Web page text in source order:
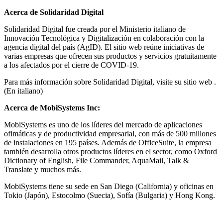
Acerca de Solidaridad Digital
Solidaridad Digital fue creada por el Ministerio italiano de
Innovación Tecnológica y Digitalización en colaboración con la
agencia digital del país (AgID). El sitio web reúne iniciativas de
varias empresas que ofrecen sus productos y servicios gratuitamente
a los afectados por el cierre de COVID-19.
Para más información sobre Solidaridad Digital, visite su sitio web .
(En italiano)
Acerca de MobiSystems Inc:
MobiSystems es uno de los líderes del mercado de aplicaciones
ofimáticas y de productividad empresarial, con más de 500 millones
de instalaciones en 195 países. Además de OfficeSuite, la empresa
también desarrolla otros productos líderes en el sector, como Oxford
Dictionary of English, File Commander, AquaMail, Talk &
Translate y muchos más.
MobiSystems tiene su sede en San Diego (California) y oficinas en
Tokio (Japón), Estocolmo (Suecia), Sofía (Bulgaria) y Hong Kong.